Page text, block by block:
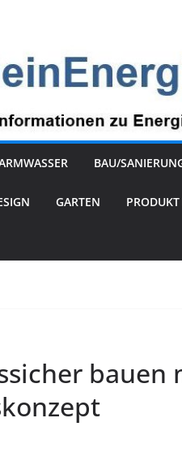
BAU/
GARTEN
bauen